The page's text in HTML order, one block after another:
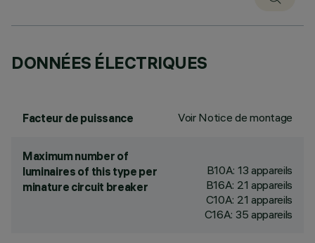
DONNÉES ÉLECTRIQUES
Facteur de puissance Voir Notice de montage
Maximum number of
luminaires of this type per
minature circuit breaker
B10A: 13 appareils
B16A: 21 appareils
C10A: 21 appareils
C16A: 35 appareils